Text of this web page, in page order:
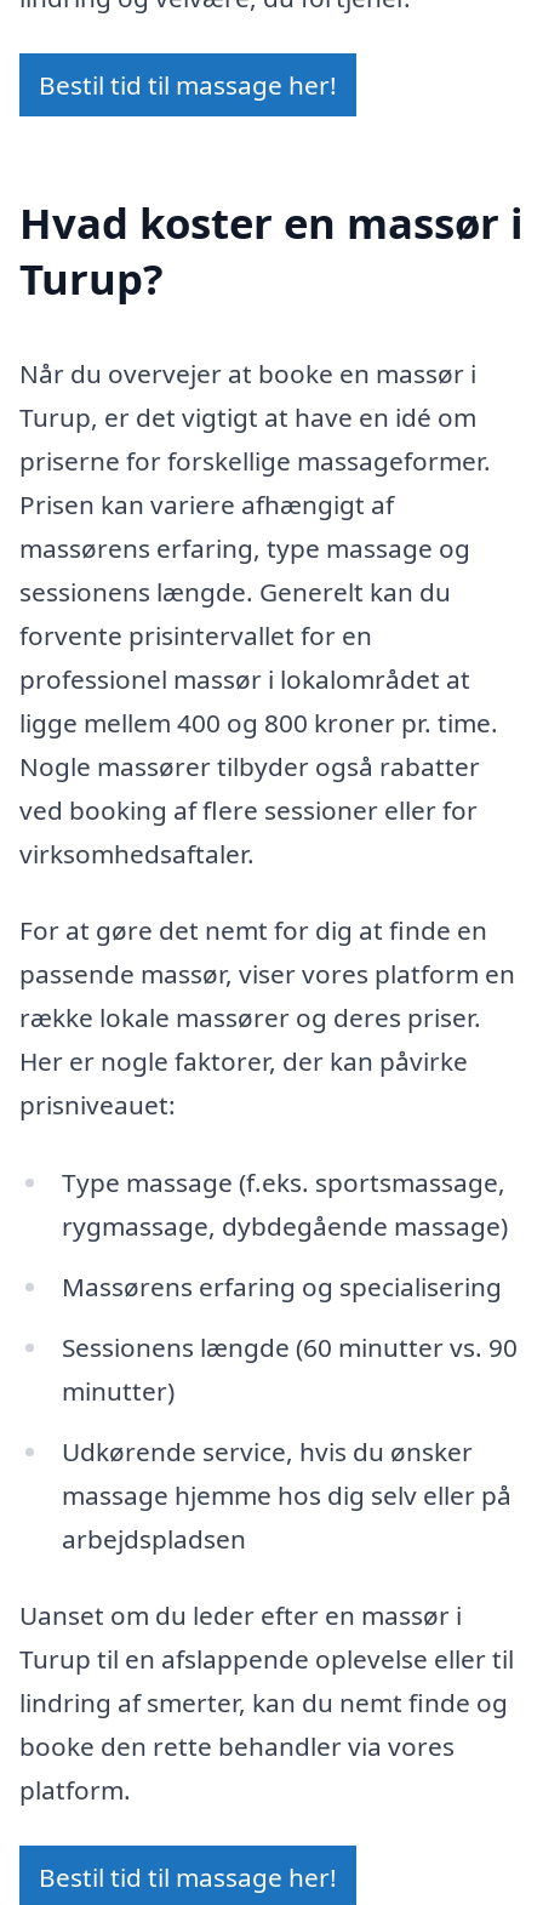
Bestil tid til massage her!
Hvad koster en massør i
Turup?
Når du overvejer at booke en massør i
Turup, er det vigtigt at have en idé om
priserne for forskellige massageformer.
Prisen kan variere afhængigt af
massørens erfaring, type massage og
sessionens længde. Generelt kan du
forvente prisintervallet for en
professionel massør i lokalområdet at
ligge mellem 400 og 800 kroner pr. time.
Nogle massører tilbyder også rabatter
ved booking af flere sessioner eller for
virksomhedsaftaler.
For at gøre det nemt for dig at finde en
passende massør, viser vores platform en
række lokale massører og deres priser.
Her er nogle faktorer, der kan påvirke
prisniveauet:
Type massage (f.eks. sportsmassage,
rygmassage, dybdegående massage)
Massørens erfaring og specialisering
Sessionens længde (60 minutter vs. 90
minutter)
Udkørende service, hvis du ønsker
massage hjemme hos dig selv eller på
arbejdspladsen
Uanset om du leder efter en massør i
Turup til en afslappende oplevelse eller til
lindring af smerter, kan du nemt finde og
booke den rette behandler via vores
platform.
Bestil tid til massage her!